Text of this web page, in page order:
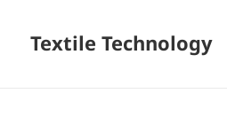
Textile Technology